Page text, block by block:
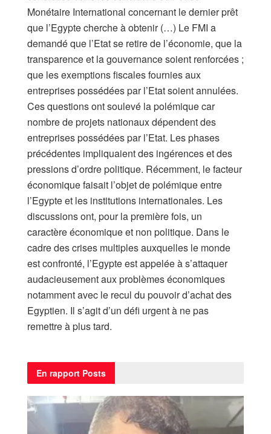
Monétaire International concernant le dernier prêt
que l’Egypte cherche à obtenir (…) Le FMI a
demandé que l’Etat se retire de l’économie, que la
transparence et la gouvernance soient renforcées ;
que les exemptions fiscales fournies aux
entreprises possédées par l’Etat soient annulées.
Ces questions ont soulevé la polémique car
nombre de projets nationaux dépendent des
entreprises possédées par l’Etat. Les phases
précédentes impliquaient des ingérences et des
pressions d’ordre politique. Récemment, le facteur
économique faisait l’objet de polémique entre
l’Egypte et les institutions internationales. Les
discussions ont, pour la première fois, un
caractère économique et non politique. Dans le
cadre des crises multiples auxquelles le monde
est confronté, l’Egypte est appelée à s’attaquer
audacieusement aux problèmes économiques
notamment avec le recul du pouvoir d’achat des
Egyptien. Il s’agit d’un défi urgent à ne pas
remettre à plus tard.
En rapport Posts